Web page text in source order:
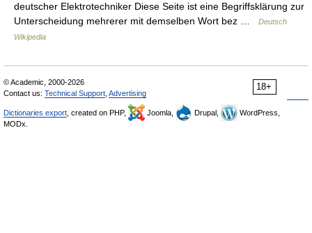
deutscher Elektrotechniker Diese Seite ist eine Begriffsklärung zur
Unterscheidung mehrerer mit demselben Wort bez …
Deutsch
Wikipedia
18+
© Academic, 2000-2026
Contact us: Technical Support Advertising
Dictionaries export , created on PHP, Joomla, Drupal,
WordPress,
MODx.